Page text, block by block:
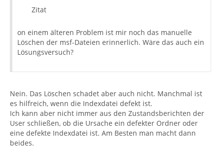
Zitat
on einem älteren Problem ist mir noch das manuelle
Löschen der msf-Dateien erinnerlich. Wäre das auch ein
Lösungsversuch?
Nein. Das Löschen schadet aber auch nicht. Manchmal ist
es hilfreich, wenn die Indexdatei defekt ist.
Ich kann aber nicht immer aus den Zustandsberichten der
User schließen, ob die Ursache ein defekter Ordner oder
eine defekte Indexdatei ist. Am Besten man macht dann
beides.